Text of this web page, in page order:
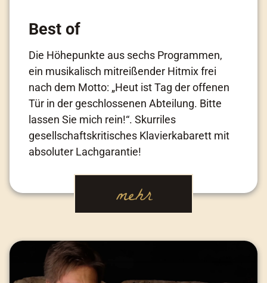
Best of
Die Höhepunkte aus sechs Programmen,
ein musikalisch mitreißender Hitmix frei
nach dem Motto: „Heut ist Tag der offenen
Tür in der geschlossenen Abteilung. Bitte
lassen Sie mich rein!“. Skurriles
gesellschaftskritisches Klavierkabarett mit
absoluter Lachgarantie!
mehr